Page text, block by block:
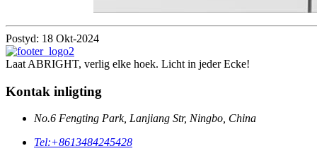
Postyd: 18 Okt-2024
Laat ABRIGHT, verlig elke hoek. Licht in jeder Ecke!
Kontak inligting
No.6 Fengting Park, Lanjiang Str, Ningbo, China
Tel:+8613484245428